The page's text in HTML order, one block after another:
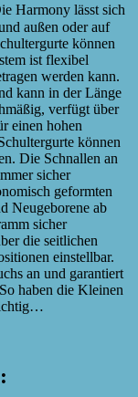
Harmony lässt sich
außen oder auf
können
ist flexibel
werden kann.
kann in der Länge
verfügt über
einen hohen
können
Die Schnallen an
sicher
geformten
Neugeborene ab
sicher
die seitlichen
einstellbar.
an und garantiert
haben die Kleinen